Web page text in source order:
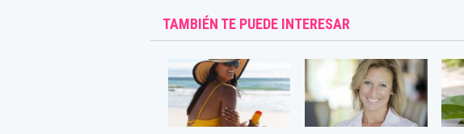
TAMBIÉN TE PUEDE INTERESAR